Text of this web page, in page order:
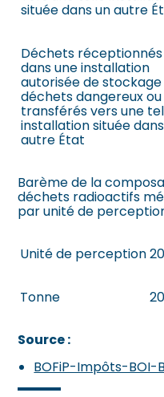
située dans un autre
Déchets réceptionnés
dans une installation
autorisée de stockage
déchets dangereux ou
transférés vers une
installation située
autre État
Barème de la
déchets radioactifs
par unité de
Unité de perception
Tonne
Source :
BOFiP-Impôts-BOI-